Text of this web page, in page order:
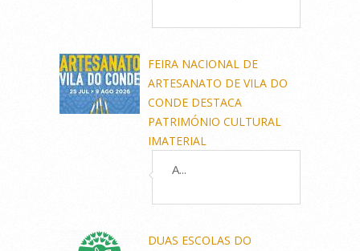
FEIRA NACIONAL DE
ARTESANATO DE VILA DO
CONDE DESTACA
PATRIMÓNIO CULTURAL
IMATERIAL
A...
DUAS ESCOLAS DO